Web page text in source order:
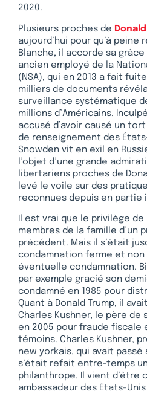
2020.
Plusieurs proches de
aujourd’hui pour qu’à peine
Blanche, il accorde sa grâce
ancien employé de la
(NSA), qui en 2013 a fait
milliers de documents
surveillance systématique
millions d’Américains.
accusé d’avoir causé un
de renseignement des
Snowden vit en exil en
l’objet d’une grande
libertariens proches de
levé le voile sur des
reconnues depuis en partie
Il est vrai que le privilège
membres de la famille d’un
précédent. Mais il s’était
condamnation ferme et non
éventuelle condamnation.
par exemple gracié son
condamné en 1985 pour
Quant à Donald Trump, il
Charles Kushner, le père de
en 2005 pour fraude fiscale
témoins. Charles Kushner,
new yorkais, qui avait passé
s’était refait entre-temps
philanthrope. Il vient d’être
ambassadeur des États-